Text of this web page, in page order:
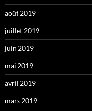
août 2019
juillet 2019
juin 2019
mai 2019
avril 2019
mars 2019